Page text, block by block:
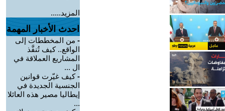
المزيد.....
احدث الأخبار المهمة
- من المخططات إلى
الواقع.. كيف تُنفَّذ
المشاريع العملاقة في
ال ...
-كيف غيّرت قوانين
الجنسية الجديدة في
إيطاليا مصير هذه العائلا
...